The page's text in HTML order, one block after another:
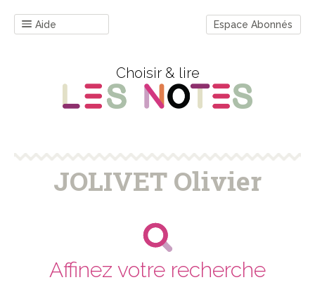
Aide Espace Abonnés
Choisir & lire
JOLIVET Olivier
Affinez votre recherche